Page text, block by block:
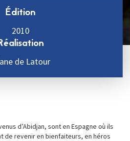
Édition
2010
de Latour
d’Abidjan, sont en Espagne où ils
de revenir en bienfaiteurs, en héros